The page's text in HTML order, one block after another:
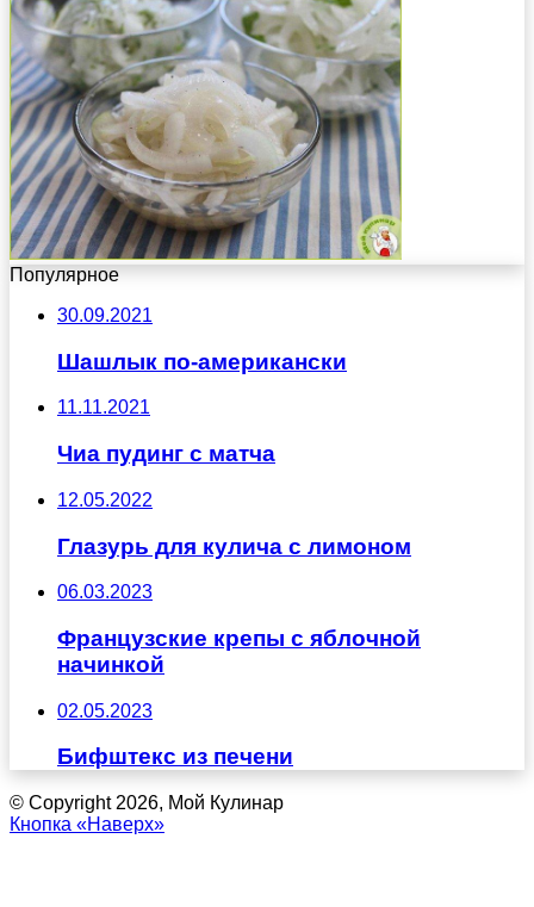
Популярное
30.09.2021
Шашлык по-американски
11.11.2021
Чиа пудинг с матча
12.05.2022
Глазурь для кулича с лимоном
06.03.2023
Французские крепы с яблочной
начинкой
02.05.2023
Бифштекс из печени
© Copyright 2026, Мой Кулинар
Кнопка «Наверх»